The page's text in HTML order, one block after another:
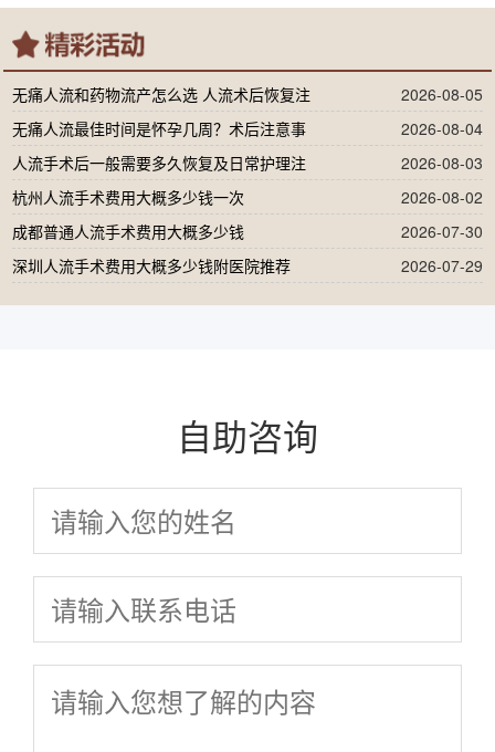
无痛人流和药物流产怎么选 人流术后恢复注
2026-08-05
无痛人流最佳时间是怀孕几周？术后注意事
2026-08-04
人流手术后一般需要多久恢复及日常护理注
2026-08-03
杭州人流手术费用大概多少钱一次
2026-08-02
成都普通人流手术费用大概多少钱
2026-07-30
深圳人流手术费用大概多少钱附医院推荐
2026-07-29
自助咨询